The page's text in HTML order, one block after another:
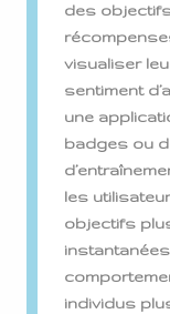
des
visualiser
sentiment
une
badges ou
les
objectifs
individus